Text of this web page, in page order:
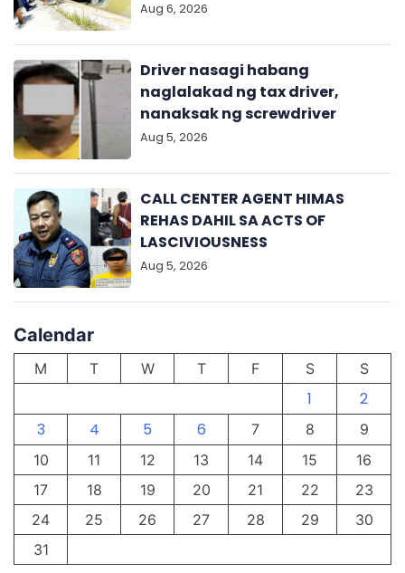
Aug 6, 2026
Driver nasagi habang
naglalakad ng tax driver,
nanaksak ng screwdriver
Aug 5, 2026
CALL CENTER AGENT HIMAS
REHAS DAHIL SA ACTS OF
LASCIVIOUSNESS
Aug 5, 2026
Calendar
M T W T F S S
1
2
3
4 5 6 7 8
9
10
11 12 13 14 15
16
17
18 19 20 21 22
23
24
25 26 27 28 29
30
31